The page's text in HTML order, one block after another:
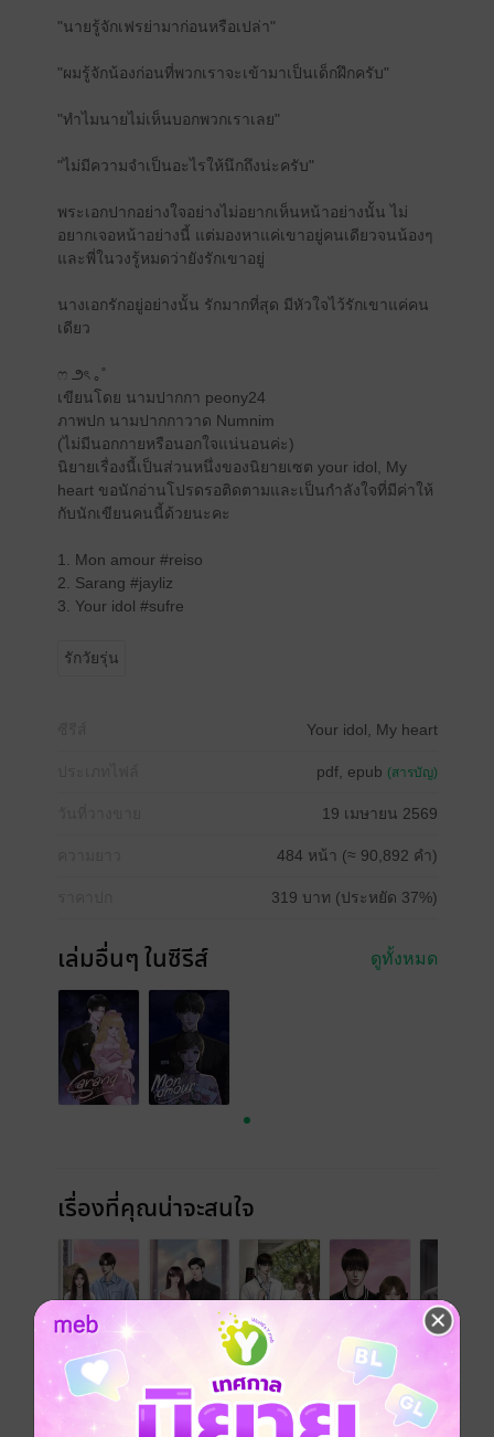
"นายรู้จักเฟรย่ามาก่อนหรือเปล่า"
"ผมรู้จักน้องก่อนที่พวกเราจะเข้ามาเป็นเด็กฝึกครับ"
"ทำไมนายไม่เห็นบอกพวกเราเลย"
"ไม่มีความจำเป็นอะไรให้นึกถึงน่ะครับ"
พระเอกปากอย่างใจอย่างไม่อยากเห็นหน้าอย่างนั้น ไม่
อยากเจอหน้าอย่างนี้ แต่มองหาแค่เขาอยู่คนเดียวจนน้องๆ
และพี่ในวงรู้หมดว่ายังรักเขาอยู่
นางเอกรักอยู่อย่างนั้น รักมากที่สุด มีหัวใจไว้รักเขาแค่คน
เดียว
ෆ ౨ৎ ｡˚
เขียนโดย นามปากกา peony24
ภาพปก นามปากกาวาด Numnim
(ไม่มีนอกกายหรือนอกใจแน่นอนค่ะ)
นิยายเรื่องนี้เป็นส่วนหนึ่งของนิยายเซต your idol, My
heart ขอนักอ่านโปรดรอติดตามและเป็นกำลังใจที่มีค่าให้
กับนักเขียนคนนี้ด้วยนะคะ
1. Mon amour #reiso
2. Sarang #jayliz
3. Your idol #sufre
รักวัยรุ่น
Your idol, My heart
pdf, epub (สารบัญ)
19 เมษายน 2569
484 หน้า (≈ 90,892 คำ)
319 บาท (ประหยัด 37%)
เล่มอื่นๆ ในซีรีส์ ดูทั้งหมด
เรื่องที่คุณน่าจะสนใจ